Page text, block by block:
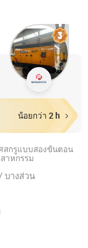
น้อยกว่า 2 h
สกรูแบบสองขั้นตอน
าหกรรม
บางส่วน
Co., Ltd.